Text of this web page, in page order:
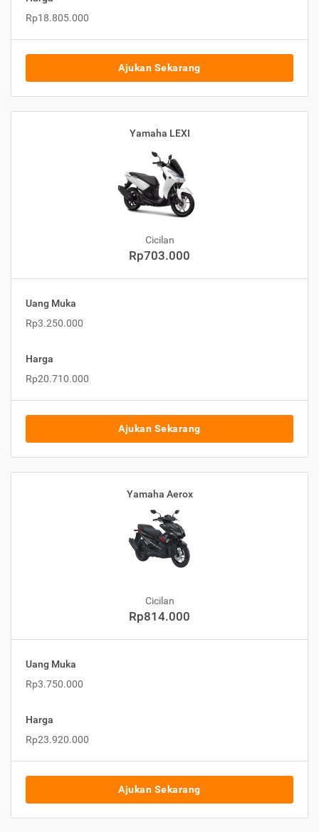
Rp18.805.000
Ajukan Sekarang
Yamaha LEXI
Cicilan
Rp703.000
Uang Muka
Rp3.250.000
Harga
Rp20.710.000
Ajukan Sekarang
Yamaha Aerox
Cicilan
Rp814.000
Uang Muka
Rp3.750.000
Harga
Rp23.920.000
Ajukan Sekarang